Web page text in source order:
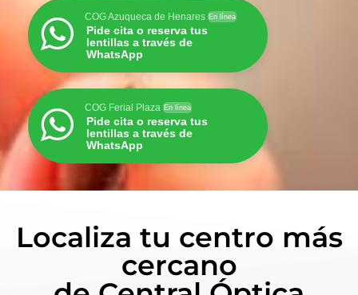
COG Azuqueca de Henares En línea
Pide cita o reserva tus
lentillas a través de
WhatsApp
COG Ferial Plaza En línea
Pide cita o reserva tus
lentillas a través de
WhatsApp
Localiza tu centro más
cercano